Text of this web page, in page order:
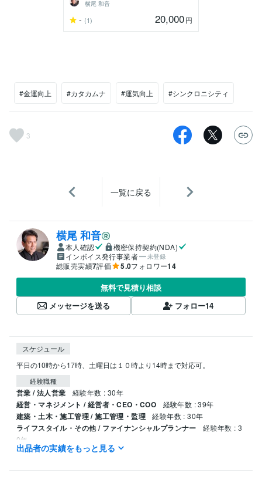
横尾 和音
- (1) 20,000円
#金運向上 #カタカムナ #運気向上 #シンクロニシティ
3
一覧に戻る
横尾 和音
本人確認
機密保持契約(NDA)
インボイス発行事業者
未登録
総販売実績7評価 5.0フォロワー14
無料で見積り相談
メッセージを送る
フォロー14
スケジュール
平日の10時から17時、土曜日は１０時より14時まで対応可。
経験職種
営業 / 法人営業 経験年数 : 30年
経営・マネジメント / 経営者・CEO・COO 経験年数 : 39年
建築・土木・施工管理 / 施工管理・監理 経験年数 : 30年
ライフスタイル・その他 / ファイナンシャルプランナー
経験年数 : 3
0年
株式会社エレクトロンコミュニティ 1995年4月 ~ 現在
出品者の実績をもっと見る